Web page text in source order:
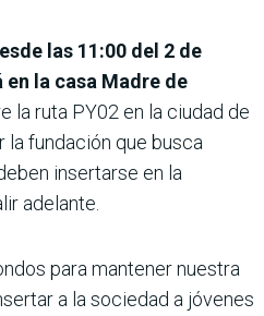
las 11:00 del 2 de
la casa Madre de
la ruta PY02 en la ciudad de
la fundación que busca
insertarse en la
adelante.
para mantener nuestra
a la sociedad a jóvenes